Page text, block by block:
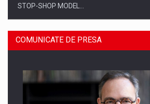
STOP-SHOP MODEL…
COMUNICATE DE PRESA